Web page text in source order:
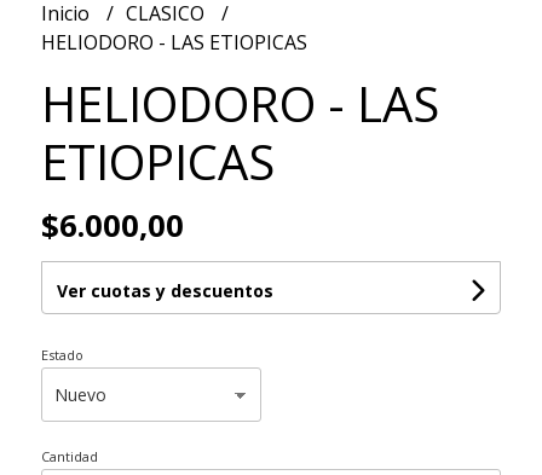
Inicio
CLASICO
HELIODORO - LAS ETIOPICAS
HELIODORO - LAS
ETIOPICAS
$6.000,00
Ver cuotas y descuentos
Estado
Cantidad